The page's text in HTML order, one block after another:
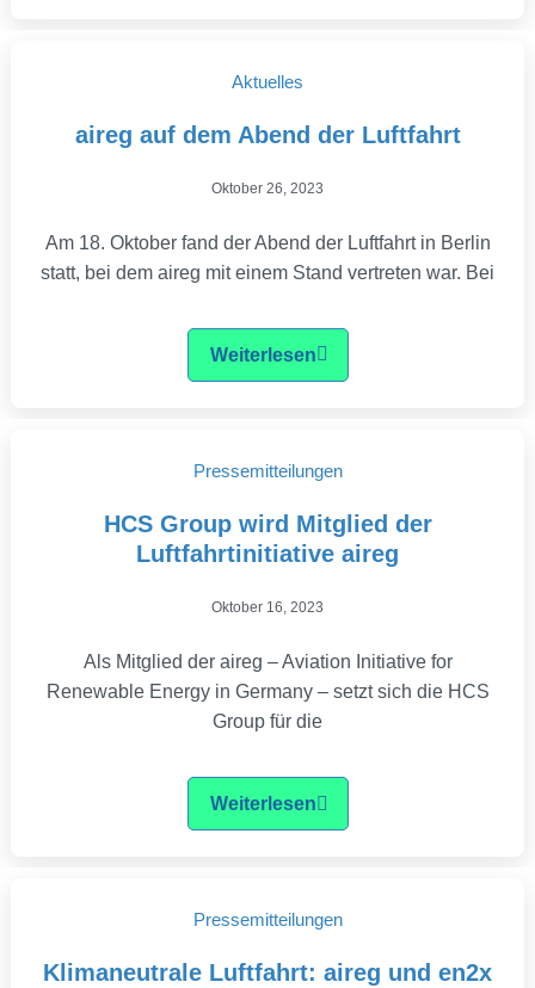
Aktuelles
aireg auf dem Abend der Luftfahrt
Oktober 26, 2023
Am 18. Oktober fand der Abend der Luftfahrt in Berlin
statt, bei dem aireg mit einem Stand vertreten war. Bei
Weiterlesen
Pressemitteilungen
HCS Group wird Mitglied der
Luftfahrtinitiative aireg
Oktober 16, 2023
Als Mitglied der aireg – Aviation Initiative for
Renewable Energy in Germany – setzt sich die HCS
Group für die
Weiterlesen
Pressemitteilungen
Klimaneutrale Luftfahrt: aireg und en2x